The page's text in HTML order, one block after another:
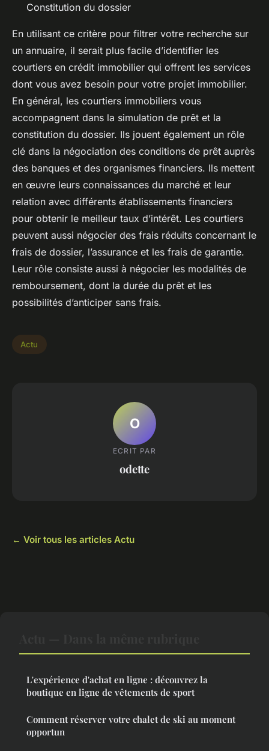
Constitution du dossier
En utilisant ce critère pour filtrer votre recherche sur
un annuaire, il serait plus facile d’identifier les
courtiers en crédit immobilier qui offrent les services
dont vous avez besoin pour votre projet immobilier.
En général, les courtiers immobiliers vous
accompagnent dans la simulation de prêt et la
constitution du dossier. Ils jouent également un rôle
clé dans la négociation des conditions de prêt auprès
des banques et des organismes financiers. Ils mettent
en œuvre leurs connaissances du marché et leur
relation avec différents établissements financiers
pour obtenir le meilleur taux d’intérêt. Les courtiers
peuvent aussi négocier des frais réduits concernant le
frais de dossier, l’assurance et les frais de garantie.
Leur rôle consiste aussi à négocier les modalités de
remboursement, dont la durée du prêt et les
possibilités d’anticiper sans frais.
Actu
O
ECRIT PAR
odette
← Voir tous les articles Actu
L'expérience d'achat en ligne : découvrez la
boutique en ligne de vêtements de sport
Comment réserver votre chalet de ski au moment
opportun